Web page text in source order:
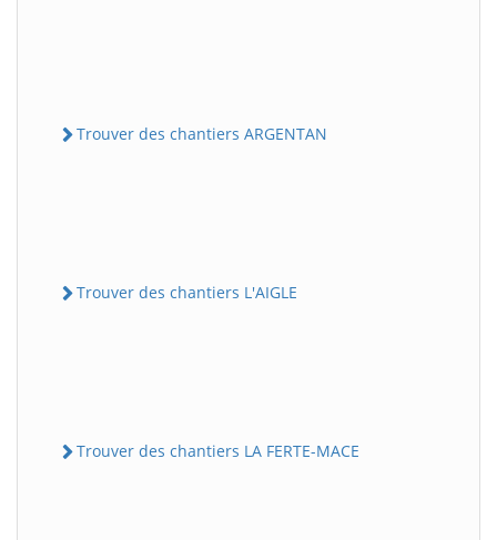
Trouver des chantiers ARGENTAN
Trouver des chantiers L'AIGLE
Trouver des chantiers LA FERTE-MACE